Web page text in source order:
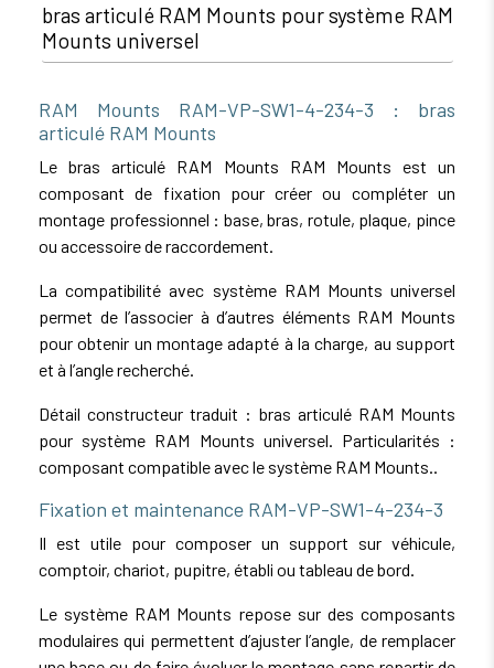
bras articulé RAM Mounts pour système RAM
Mounts universel
RAM Mounts RAM-VP-SW1-4-234-3 : bras
articulé RAM Mounts
Le bras articulé RAM Mounts RAM Mounts est un
composant de fixation pour créer ou compléter un
montage professionnel : base, bras, rotule, plaque, pince
ou accessoire de raccordement.
La compatibilité avec système RAM Mounts universel
permet de l’associer à d’autres éléments RAM Mounts
pour obtenir un montage adapté à la charge, au support
et à l’angle recherché.
Détail constructeur traduit : bras articulé RAM Mounts
pour système RAM Mounts universel. Particularités :
composant compatible avec le système RAM Mounts..
Fixation et maintenance RAM-VP-SW1-4-234-3
Il est utile pour composer un support sur véhicule,
comptoir, chariot, pupitre, établi ou tableau de bord.
Le système RAM Mounts repose sur des composants
modulaires qui permettent d’ajuster l’angle, de remplacer